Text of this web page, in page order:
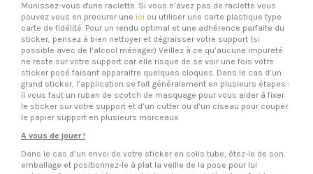
Munissez-vous d'une raclette. Si vous n’avez pas de raclette vous
pouvez vous en procurer une ici ou utiliser une carte plastique type
carte de fidélité. Pour un rendu optimal et une adhérence parfaite du
sticker, pensez à bien nettoyer et dégraisser votre support (si
possible avec de l’alcool ménager) Veillez à ce qu’aucune impureté
ne reste sur votre support car elle risque de se voir une fois votre
sticker posé faisant apparaitre quelques cloques. Dans le cas d’un
grand sticker, l’application se fait généralement en plusieurs étapes :
il vous faut un ruban de scotch de masquage pour vous aider à fixer
le sticker sur votre support et d’un cutter ou d’un ciseau pour couper
le papier support en plusieurs morceaux.
A vous de jouer !
Dans le cas d’un envoi de votre sticker en colis tube, ôtez-le de son
emballage et positionnez-le à plat la veille de la pose pour lui